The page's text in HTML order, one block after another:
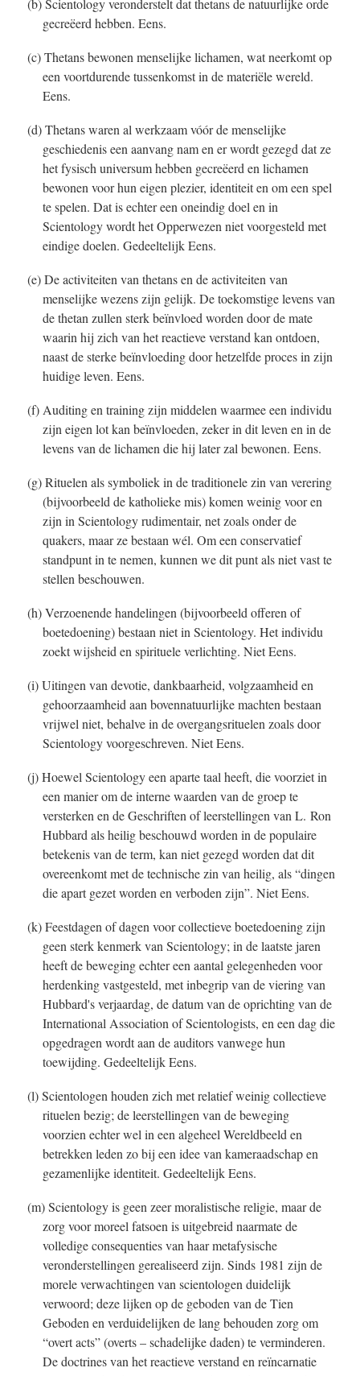
gecreëerd hebben. Eens.
(c) Thetans bewonen menselijke lichamen, wat neerkomt op
een voortdurende tussenkomst in de materiële wereld.
Eens.
(d) Thetans waren al werkzaam vóór de menselijke
geschiedenis een aanvang nam en er wordt gezegd dat ze
het fysisch universum hebben gecreëerd en lichamen
bewonen voor hun eigen plezier, identiteit en om een spel
te spelen. Dat is echter een oneindig doel en in
Scientology wordt het Opperwezen niet voorgesteld met
eindige doelen. Gedeeltelijk Eens.
(e) De activiteiten van thetans en de activiteiten van
menselijke wezens zijn gelijk. De toekomstige levens van
de thetan zullen sterk beïnvloed worden door de mate
waarin hij zich van het reactieve verstand kan ontdoen,
naast de sterke beïnvloeding door hetzelfde proces in zijn
huidige leven. Eens.
(f) Auditing en training zijn middelen waarmee een individu
zijn eigen lot kan beïnvloeden, zeker in dit leven en in de
levens van de lichamen die hij later zal bewonen. Eens.
(g) Rituelen als symboliek in de traditionele zin van verering
(bijvoorbeeld de katholieke mis) komen weinig voor en
zijn in Scientology rudimentair, net zoals onder de
quakers, maar ze bestaan wél. Om een conservatief
standpunt in te nemen, kunnen we dit punt als niet vast te
stellen beschouwen.
(h) Verzoenende handelingen (bijvoorbeeld offeren of
boetedoening) bestaan niet in Scientology. Het individu
zoekt wijsheid en spirituele verlichting. Niet Eens.
(i) Uitingen van devotie, dankbaarheid, volgzaamheid en
gehoorzaamheid aan bovennatuurlijke machten bestaan
vrijwel niet, behalve in de overgangsrituelen zoals door
Scientology voorgeschreven. Niet Eens.
(j) Hoewel Scientology een aparte taal heeft, die voorziet in
een manier om de interne waarden van de groep te
versterken en de Geschriften of leerstellingen van L. Ron
Hubbard als heilig beschouwd worden in de populaire
betekenis van de term, kan niet gezegd worden dat dit
overeenkomt met de technische zin van heilig, als “dingen
die apart gezet worden en verboden zijn”. Niet Eens.
(k) Feestdagen of dagen voor collectieve boetedoening zijn
geen sterk kenmerk van Scientology; in de laatste jaren
heeft de beweging echter een aantal gelegenheden voor
herdenking vastgesteld, met inbegrip van de viering van
Hubbard's verjaardag, de datum van de oprichting van de
International Association of Scientologists, en een dag die
opgedragen wordt aan de auditors vanwege hun
toewijding. Gedeeltelijk Eens.
(l) Scientologen houden zich met relatief weinig collectieve
rituelen bezig; de leerstellingen van de beweging
voorzien echter wel in een algeheel Wereldbeeld en
betrekken leden zo bij een idee van kameraadschap en
gezamenlijke identiteit. Gedeeltelijk Eens.
(m) Scientology is geen zeer moralistische religie, maar de
zorg voor moreel fatsoen is uitgebreid naarmate de
volledige consequenties van haar metafysische
veronderstellingen gerealiseerd zijn. Sinds 1981 zijn de
morele verwachtingen van scientologen duidelijk
verwoord; deze lijken op de geboden van de Tien
Geboden en verduidelijken de lang behouden zorg om
“overt acts” (overts – schadelijke daden) te verminderen.
De doctrines van het reactieve verstand en reïncarnatie